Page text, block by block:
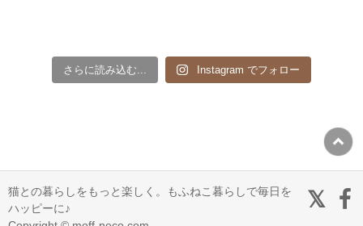
さらに読み込む... Instagram でフォロー
猫との暮らしをもっと楽しく。もふねこ暮らしで毎日を
ハッピーに♪